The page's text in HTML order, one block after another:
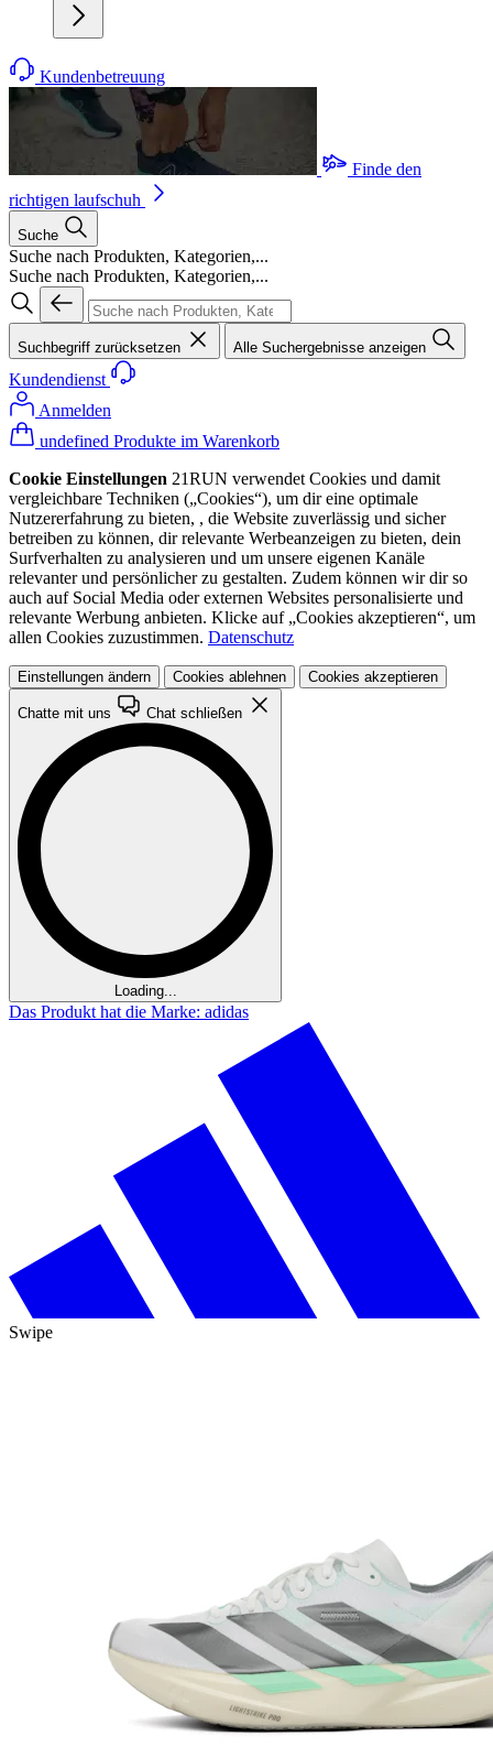
Kundenbetreuung
Finde den
richtigen laufschuh
Suche
Suche nach Produkten, Kategorien,...
Suche nach Produkten, Kategorien,...
Suchbegriff zurücksetzen Alle Suchergebnisse anzeigen
Kundendienst
Anmelden
undefined Produkte im Warenkorb
Cookie Einstellungen 21RUN verwendet Cookies und damit
vergleichbare Techniken („Cookies“), um dir eine optimale
Nutzererfahrung zu bieten, , die Website zuverlässig und sicher
betreiben zu können, dir relevante Werbeanzeigen zu bieten, dein
Surfverhalten zu analysieren und um unsere eigenen Kanäle
relevanter und persönlicher zu gestalten. Zudem können wir dir so
auch auf Social Media oder externen Websites personalisierte und
relevante Werbung anbieten. Klicke auf „Cookies akzeptieren“, um
allen Cookies zuzustimmen. Datenschutz
Einstellungen ändern Cookies ablehnen Cookies akzeptieren
Chatte mit uns Chat schließen
Loading...
Das Produkt hat die Marke: adidas
Swipe